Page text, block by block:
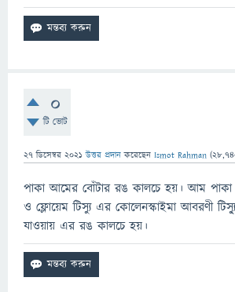
0
টি ভোট
27 ডিসেম্বর 2021 উত্তর প্রদান করেছেন Ismot Rahman (
পাকা আমের বোঁটার রঙ কালচে হয়। আম
ও ফ্লোয়েম টিস্যু এর কোলেনস্কাইমা আবরণী
যাওয়ায় এর রঙ কালচে হয়।